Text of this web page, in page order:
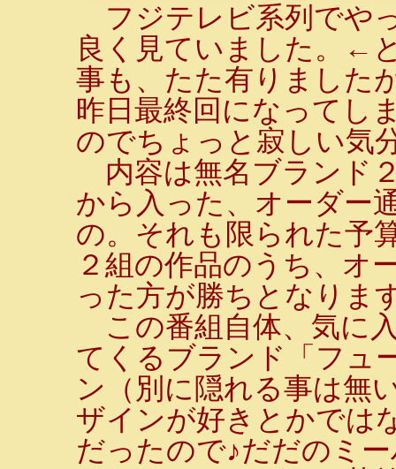
フジテレビ系列でや
良く見ていました。←
事も、たた有りました
昨日最終回になってし
のでちょっと寂しい気
内容は無名ブランド
から入った、オーダー
の。それも限られた予
２組の作品のうち、オ
った方が勝ちとなりま
この番組自体、気に
てくるブランド「フュ
ン（別に隠れる事は無
ザインが好きとかでは
だったので♪だだのミ